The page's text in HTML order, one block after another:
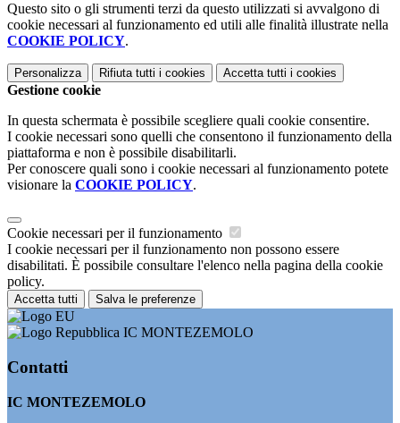
Questo sito o gli strumenti terzi da questo utilizzati si avvalgono di
cookie necessari al funzionamento ed utili alle finalità illustrate nella
COOKIE POLICY.
Personalizza Rifiuta tutti i cookies Accetta tutti i cookies
Gestione cookie
In questa schermata è possibile scegliere quali cookie consentire.
I cookie necessari sono quelli che consentono il funzionamento della
piattaforma e non è possibile disabilitarli.
Per conoscere quali sono i cookie necessari al funzionamento potete
visionare la COOKIE POLICY.
Cookie necessari per il funzionamento
I cookie necessari per il funzionamento non possono essere
disabilitati. È possibile consultare l'elenco nella pagina della cookie
policy.
Accetta tutti Salva le preferenze
IC MONTEZEMOLO
Contatti
IC MONTEZEMOLO